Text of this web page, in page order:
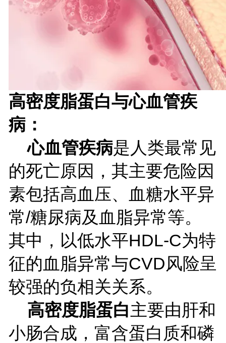
高密度脂蛋白与心血管疾
病：
心血管疾病是人类最常见
的死亡原因，其主要危险因
素包括高血压、血糖水平异
常/糖尿病及血脂异常等。
其中，以低水平HDL-C为特
征的血脂异常与CVD风险呈
较强的负相关关系。
高密度脂蛋白主要由肝和
小肠合成，富含蛋白质和磷